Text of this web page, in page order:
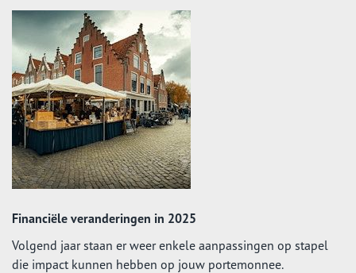
Financiële veranderingen in 2025
Volgend jaar staan er weer enkele aanpassingen op stapel
die impact kunnen hebben op jouw portemonnee.